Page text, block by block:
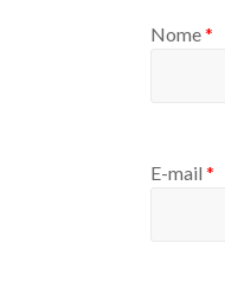
Nome*
E-mail *